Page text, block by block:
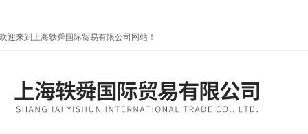
欢迎来到上海轶舜国际贸易有限公司网站！